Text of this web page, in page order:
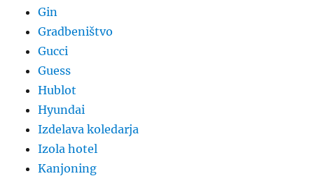
Gin
Gradbeništvo
Gucci
Guess
Hublot
Hyundai
Izdelava koledarja
Izola hotel
Kanjoning